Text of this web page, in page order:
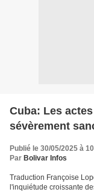
Cuba: Les
sévèrement
Publié le 30/05/2025 à
Par Bolivar Infos
Traduction Françoise
l'inquiétude croissante